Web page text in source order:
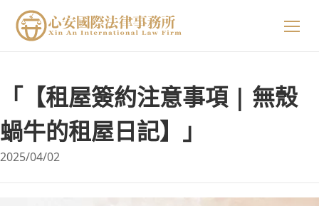
關於我們
專業領域
「【租屋簽約注意事項 | 無殼
蝸牛的租屋日記】」
2025/04/02